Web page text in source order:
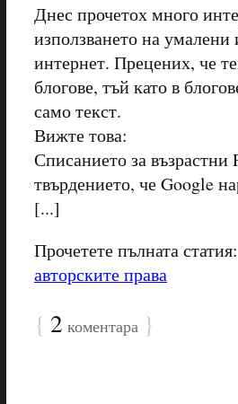
Днес прочетох много
използването на
интернет. Прецених, че
блогове, тъй като в
само текст.
Вижте това:
Списанието за възрастни
твърдението, че Google
[...]
Прочетете пълната
авторските права
{ 2 коментара }